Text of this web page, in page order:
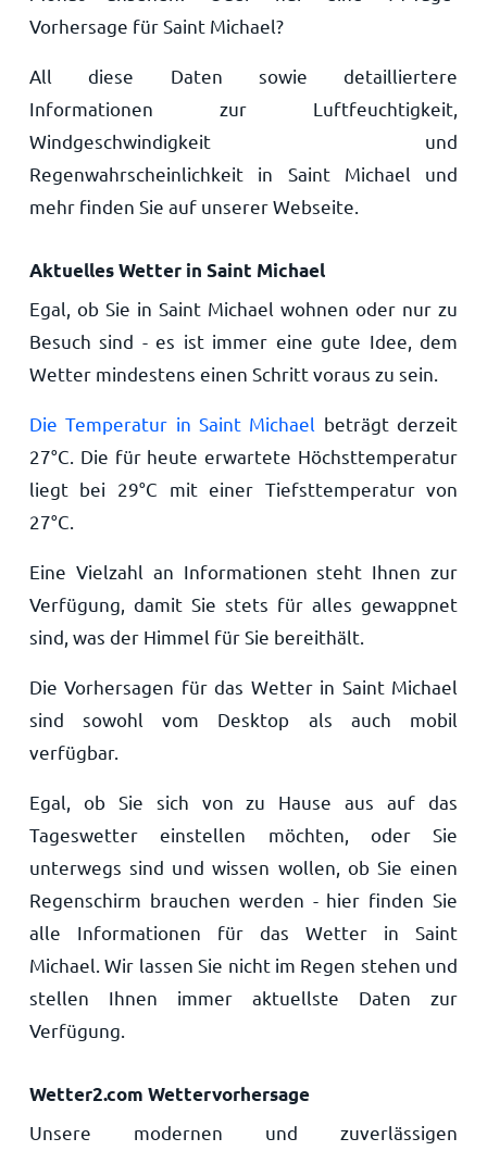
Vorhersage für Saint Michael?
All diese Daten sowie detailliertere
Informationen zur Luftfeuchtigkeit,
Windgeschwindigkeit und
Regenwahrscheinlichkeit in Saint Michael und
mehr finden Sie auf unserer Webseite.
Aktuelles Wetter in Saint Michael
Egal, ob Sie in Saint Michael wohnen oder nur zu
Besuch sind - es ist immer eine gute Idee, dem
Wetter mindestens einen Schritt voraus zu sein.
Die Temperatur in Saint Michael beträgt derzeit
27°C . Die für heute erwartete Höchsttemperatur
liegt bei 29°C mit einer Tiefsttemperatur von
27°C
Eine Vielzahl an Informationen steht Ihnen zur
Verfügung, damit Sie stets für alles gewappnet
sind, was der Himmel für Sie bereithält.
Die Vorhersagen für das Wetter in Saint Michael
sind sowohl vom Desktop als auch mobil
verfügbar.
Egal, ob Sie sich von zu Hause aus auf das
Tageswetter einstellen möchten, oder Sie
unterwegs sind und wissen wollen, ob Sie einen
Regenschirm brauchen werden - hier finden Sie
alle Informationen für das Wetter in Saint
Michael. Wir lassen Sie nicht im Regen stehen und
stellen Ihnen immer aktuellste Daten zur
Verfügung.
Wetter2.com Wettervorhersage
Unsere modernen und zuverlässigen